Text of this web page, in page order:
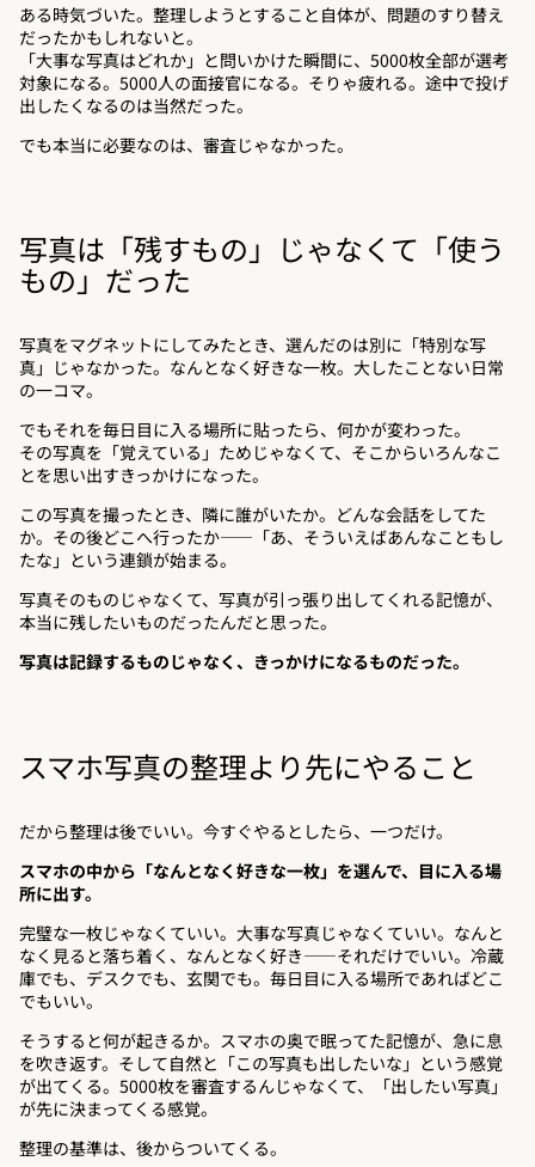
ある時気づいた。整理しようとすること自体が、問題のすり替え
だったかもしれないと。
「大事な写真はどれか」と問いかけた瞬間に、5000枚全部が選考
対象になる。5000人の面接官になる。そりゃ疲れる。途中で投げ
出したくなるのは当然だった。
でも本当に必要なのは、審査じゃなかった。
写真は「残すもの」じゃなくて「使う
もの」だった
写真をマグネットにしてみたとき、選んだのは別に「特別な写
真」じゃなかった。なんとなく好きな一枚。大したことない日常
の一コマ。
でもそれを毎日目に入る場所に貼ったら、何かが変わった。
その写真を「覚えている」ためじゃなくて、そこからいろんなこ
とを思い出すきっかけになった。
この写真を撮ったとき、隣に誰がいたか。どんな会話をしてた
か。その後どこへ行ったか——「あ、そういえばあんなこともし
たな」という連鎖が始まる。
写真そのものじゃなくて、写真が引っ張り出してくれる記憶が、
本当に残したいものだったんだと思った。
写真は記録するものじゃなく、きっかけになるものだった。
スマホ写真の整理より先にやること
だから整理は後でいい。今すぐやるとしたら、一つだけ。
スマホの中から「なんとなく好きな一枚」を選んで、目に入る場
所に出す。
完璧な一枚じゃなくていい。大事な写真じゃなくていい。なんと
なく見ると落ち着く、なんとなく好き——それだけでいい。冷蔵
庫でも、デスクでも、玄関でも。毎日目に入る場所であればどこ
でもいい。
そうすると何が起きるか。スマホの奥で眠ってた記憶が、急に息
を吹き返す。そして自然と「この写真も出したいな」という感覚
が出てくる。5000枚を審査するんじゃなくて、「出したい写真」
が先に決まってくる感覚。
整理の基準は、後からついてくる。